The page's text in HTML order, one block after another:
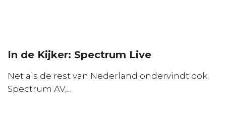
In de Kijker: Spectrum Live
Net als de rest van Nederland ondervindt ook
Spectrum AV,...